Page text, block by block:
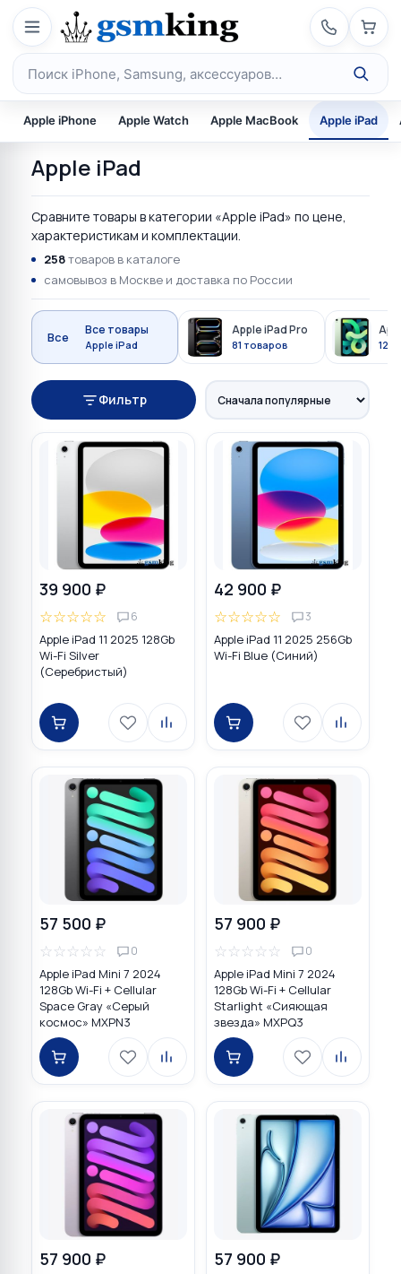
Перейти к содержимому
Поиск по каталогу
Apple iPhone Apple Watch Apple MacBook Apple iPad
Apple iPad
Сравните товары в категории «Apple iPad» по цене,
характеристикам и комплектации.
258товаров в каталоге
самовывоз в Москве и доставка по России
Все Все товары
Apple iPad
Apple iPad Pro
81 товаров 129
Фильтр
39 900 ₽
☆☆☆☆☆ 6
Apple iPad 11 2025 128Gb
Wi-Fi Silver
(Серебристый)
42 900 ₽
☆☆☆☆☆ 3
Apple iPad 11 2025 256Gb
Wi-Fi Blue (Синий)
57 500 ₽
☆☆☆☆☆ 0
Apple iPad Mini 7 2024
128Gb Wi-Fi + Cellular
Space Gray «Серый
космос» MXPN3
57 900 ₽
☆☆☆☆☆ 0
Apple iPad Mini 7 2024
128Gb Wi-Fi + Cellular
Starlight «Сияющая
звезда» MXPQ3
57 900 ₽ 57 900 ₽